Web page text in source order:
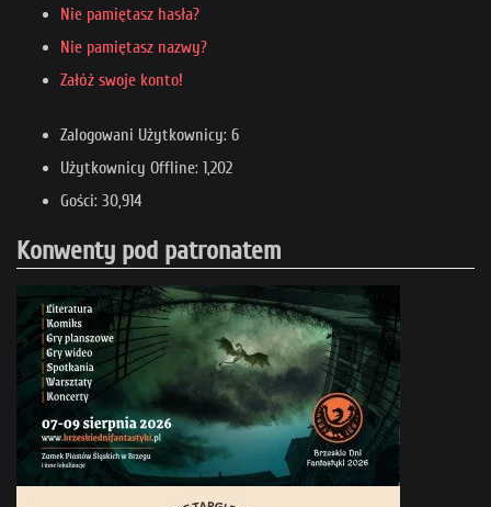
Nie pamiętasz hasła?
Nie pamiętasz nazwy?
Załóż swoje konto!
Zalogowani Użytkownicy: 6
Użytkownicy Offline: 1,202
Gości: 30,914
Konwenty pod patronatem